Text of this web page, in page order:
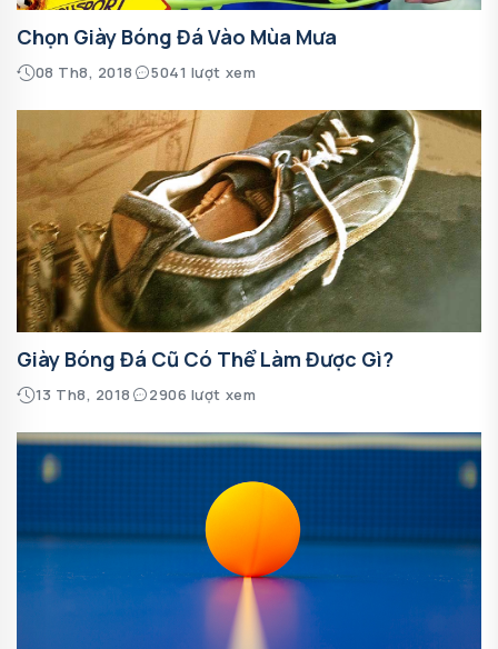
Chọn Giày Bóng Đá Vào Mùa Mưa
08 Th8, 2018 5041 lượt xem
Giày Bóng Đá Cũ Có Thể Làm Được Gì?
13 Th8, 2018 2906 lượt xem